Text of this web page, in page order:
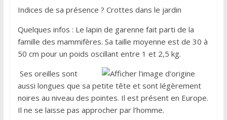
Indices de sa présence ? Crottes dans le jardin
Quelques infos : Le lapin de garenne fait parti de la
famille des mammifères. Sa taille moyenne est de 30 à
50 cm pour un poids oscillant entre 1 et 2,5 kg.
Ses oreilles sont
aussi longues que sa petite tête et sont légèrement
noires au niveau des pointes. Il est présent en Europe.
Il ne se laisse pas approcher par l’homme.